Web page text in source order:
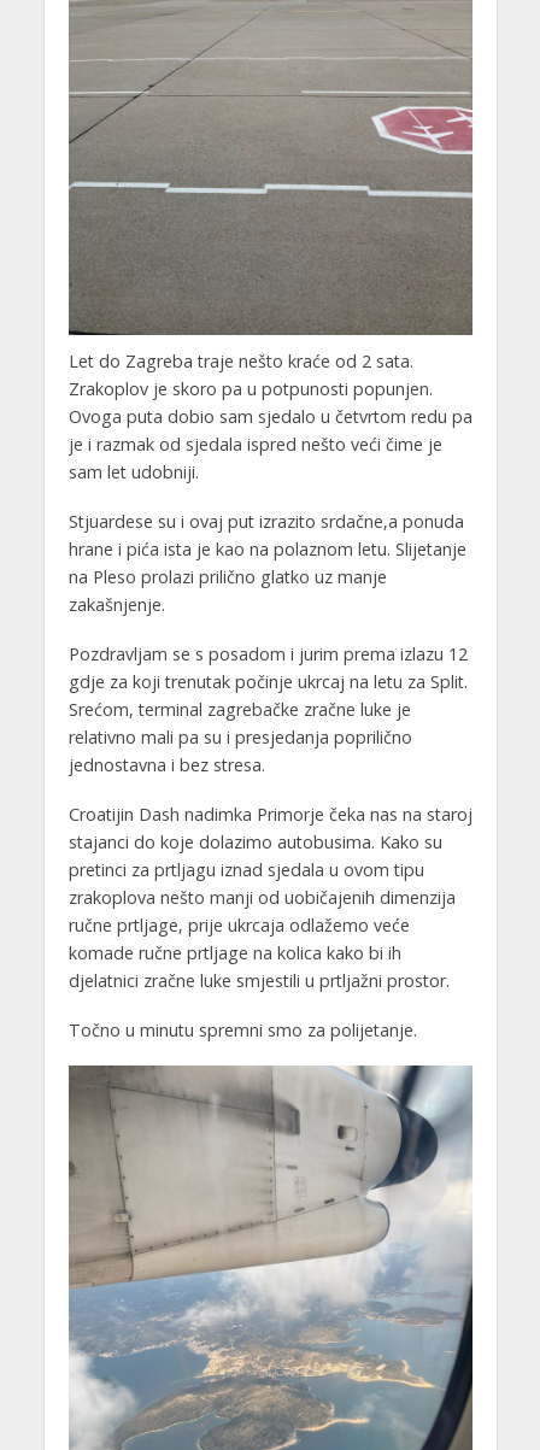
Let do Zagreba traje nešto kraće od 2 sata.
Zrakoplov je skoro pa u potpunosti popunjen.
Ovoga puta dobio sam sjedalo u četvrtom redu pa
je i razmak od sjedala ispred nešto veći čime je
sam let udobniji.
Stjuardese su i ovaj put izrazito srdačne,a ponuda
hrane i pića ista je kao na polaznom letu. Slijetanje
na Pleso prolazi prilično glatko uz manje
zakašnjenje.
Pozdravljam se s posadom i jurim prema izlazu 12
gdje za koji trenutak počinje ukrcaj na letu za Split.
Srećom, terminal zagrebačke zračne luke je
relativno mali pa su i presjedanja poprilično
jednostavna i bez stresa.
Croatijin Dash nadimka Primorje čeka nas na staroj
stajanci do koje dolazimo autobusima. Kako su
pretinci za prtljagu iznad sjedala u ovom tipu
zrakoplova nešto manji od uobičajenih dimenzija
ručne prtljage, prije ukrcaja odlažemo veće
komade ručne prtljage na kolica kako bi ih
djelatnici zračne luke smjestili u prtljažni prostor.
Točno u minutu spremni smo za polijetanje.